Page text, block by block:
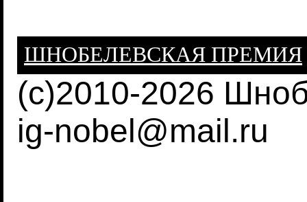
ШНОБЕЛЕВСКАЯ ПРЕМИЯ
(c)2010-2026
ig-nobel@mail.ru